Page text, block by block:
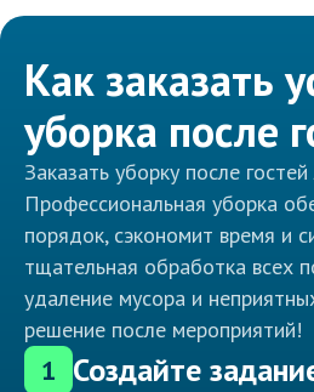
Как заказать
уборка после
Заказать уборку после
Профессиональная уборка
порядок, сэкономит время и
тщательная обработка всех
удаление мусора и
решение после мероприятий!
1 Создайте